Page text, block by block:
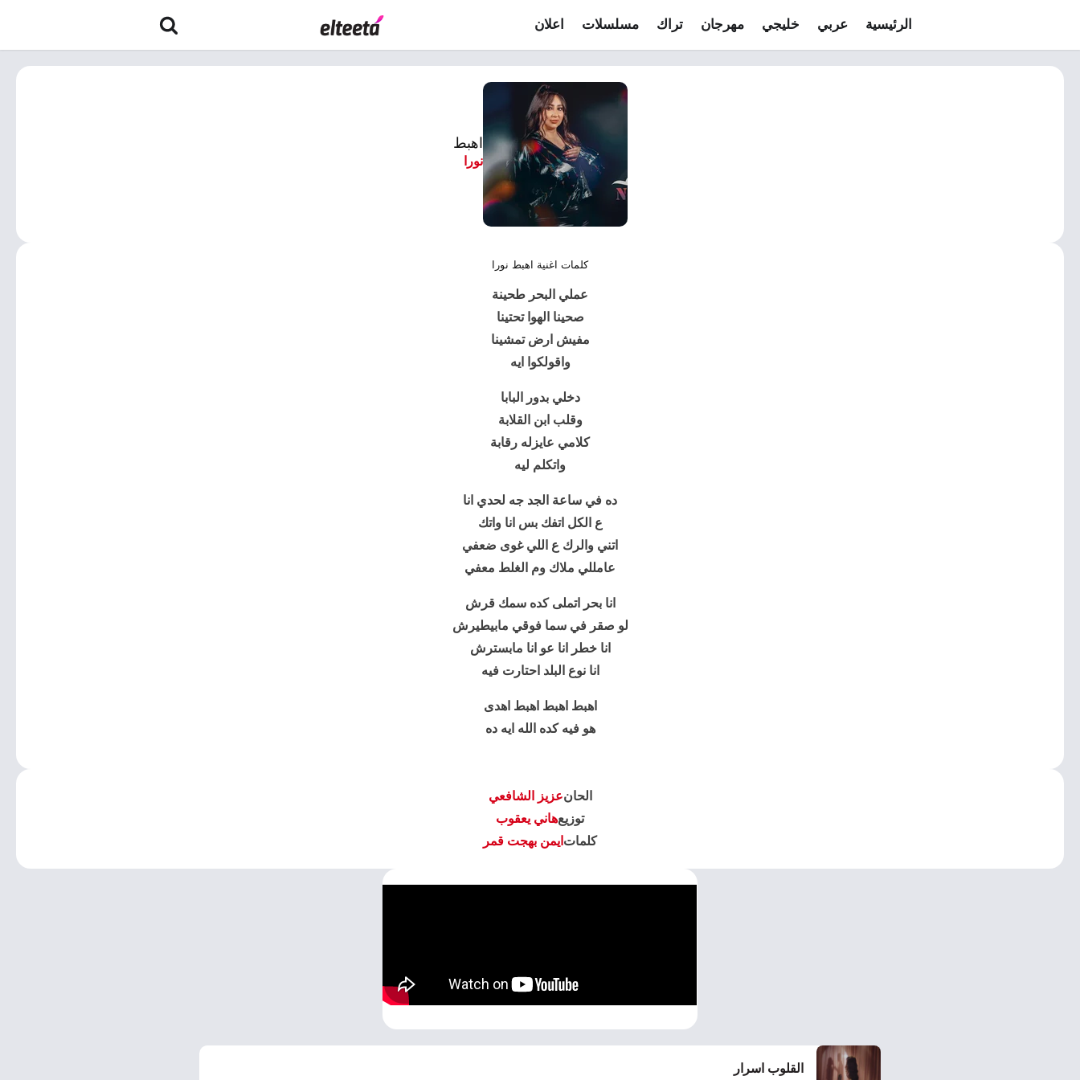
الرئيسية عربي خليجي مهرجان تراك مسلسلات اعلان
اهبط
نورا
كلمات اغنية اهبط نورا
عملي البحر طحينة
صحينا الهوا تحتينا
مفيش ارض تمشينا
واقولكوا ايه
دخلي بدور البابا
وقلب ابن القلابة
كلامي عايزله رقابة
واتكلم ليه
ده في ساعة الجد جه لحدي انا
ع الكل اتفك بس انا واتك
اتني والرك ع اللي غوى ضعفي
عامللي ملاك وم الغلط معفي
انا بحر اتملى كده سمك قرش
لو صقر في سما فوقي مابيطيرش
انا خطر انا عو انا مابسترش
انا نوع البلد احتارت فيه
اهبط اهبط اهبط اهدى
هو فيه كده الله ايه ده
الحانعزيز الشافعي
توزيعهاني يعقوب
كلمات ايمن بهجت قمر
القلوب اسرار